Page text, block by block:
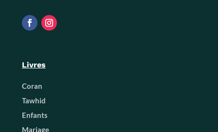
Livres
Coran
Tawhid
Enfants
Mariage